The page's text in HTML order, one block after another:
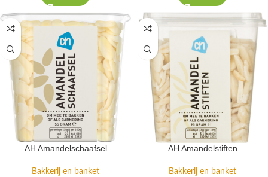
AH Amandelschaafsel
Bakkerij en banket
AH Amandelstiften
Bakkerij en banket